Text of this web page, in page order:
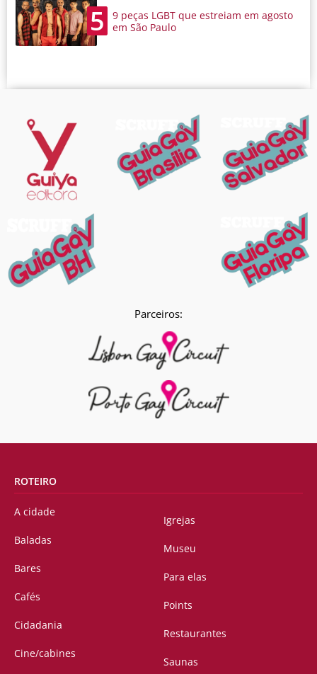
5
9 peças LGBT que estreiam em agosto
em São Paulo
Parceiros:
ROTEIRO
A cidade
Baladas
Bares
Cafés
Cidadania
Cine/cabines
Igrejas
Museu
Para elas
Points
Restaurantes
Saunas